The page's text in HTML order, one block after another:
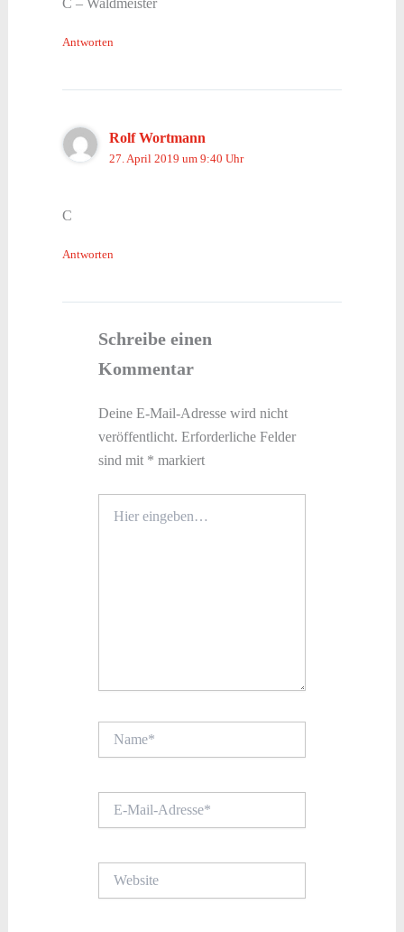
C – Waldmeister
Antworten
Rolf Wortmann
27. April 2019 um 9:40 Uhr
C
Antworten
Schreibe einen
Kommentar
Deine E-Mail-Adresse wird nicht
veröffentlicht. Erforderliche Felder
sind mit * markiert
eingeben…
Mail-